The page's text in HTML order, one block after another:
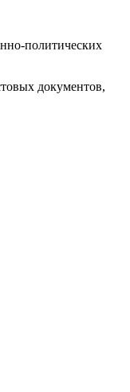
политических
документов,